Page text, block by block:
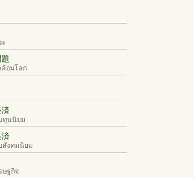
อมโลก
ทุนนิยม
สังคมนิยม
ษฐกิจ